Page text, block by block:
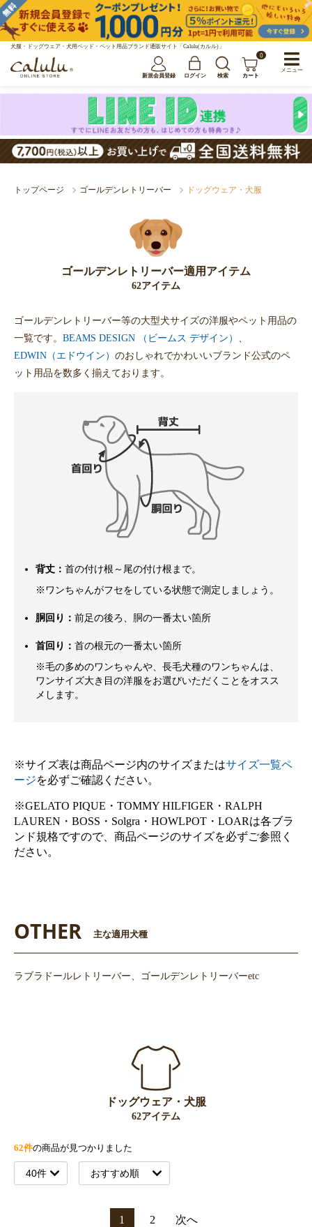
犬服・ドッグウェア・犬用ベッド・ペット用品ブランド通販サイト「Calulu(カルル)」
新規会員登録 ログイン 検索
0
カート
トップページ ゴールデンレトリーバー ドッグウェア・犬服
ゴールデンレトリーバー適用アイテム
62アイテム
ゴールデンレトリーバー等の大型犬サイズの洋服やペット用品の
一覧です。 BEAMS DESIGN （ビームス デザイン）
EDWIN（エドウイン） のおしゃれでかわいいブランド公式のペ
ット用品を数多く揃えております。
背丈： 首の付け根～尾の付け根まで。
※ワンちゃんがフセをしている状態で測定しましょう。
胴回り： 前足の後ろ、胴の一番太い箇所
首回り： 首の根元の一番太い箇所
※毛の多めのワンちゃんや、長毛犬種のワンちゃんは、
ワンサイズ大き目の洋服をお選びいただくことをオスス
メします。
※サイズ表は商品ページ内のサイズまたはサイズ一覧ペ
ージを必ずご確認ください。
※GELATO PIQUE・TOMMY HILFIGER・RALPH
LAUREN・BOSS・Solgra・HOWLPOT・LOARは各ブラ
ンド規格ですので、商品ページのサイズを必ずご参照く
ださい。
OTHER 主な適用犬種
ラブラドールレトリーバー、ゴールデンレトリーバーetc
ドッグウェア・犬服
62アイテム
62件の商品が見つかりました
1 2 次へ
メニュー